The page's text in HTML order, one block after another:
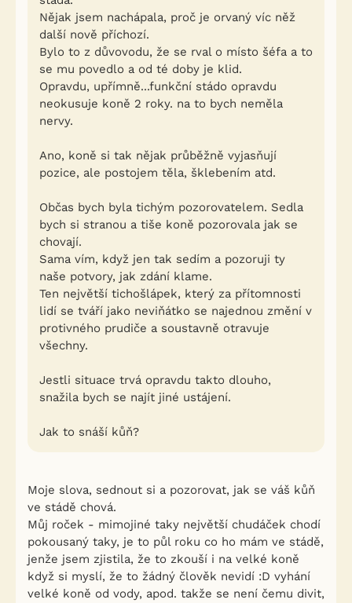
Nějak jsem nachápala, proč je orvaný víc něž
další nově příchozí.
Bylo to z důvovodu, že se rval o místo šéfa a to
se mu povedlo a od té doby je klid.
Opravdu, upřímně...funkční stádo opravdu
neokusuje koně 2 roky. na to bych neměla
nervy.
Ano, koně si tak nějak průběžně vyjasňují
pozice, ale postojem těla, šklebením atd.
Občas bych byla tichým pozorovatelem. Sedla
bych si stranou a tiše koně pozorovala jak se
chovají.
Sama vím, když jen tak sedím a pozoruji ty
naše potvory, jak zdání klame.
Ten největší tichošlápek, který za přítomnosti
lidí se tváří jako neviňátko se najednou změní v
protivného prudiče a soustavně otravuje
všechny.
Jestli situace trvá opravdu takto dlouho,
snažila bych se najít jiné ustájení.
Jak to snáší kůň?
Moje slova, sednout si a pozorovat, jak se váš kůň
ve stádě chová.
Můj roček - mimojiné taky největší chudáček chodí
pokousaný taky, je to půl roku co ho mám ve stádě,
jenže jsem zjistila, že to zkouší i na velké koně
když si myslí, že to žádný člověk nevidí :D vyhání
velké koně od vody, apod. takže se není čemu divit,